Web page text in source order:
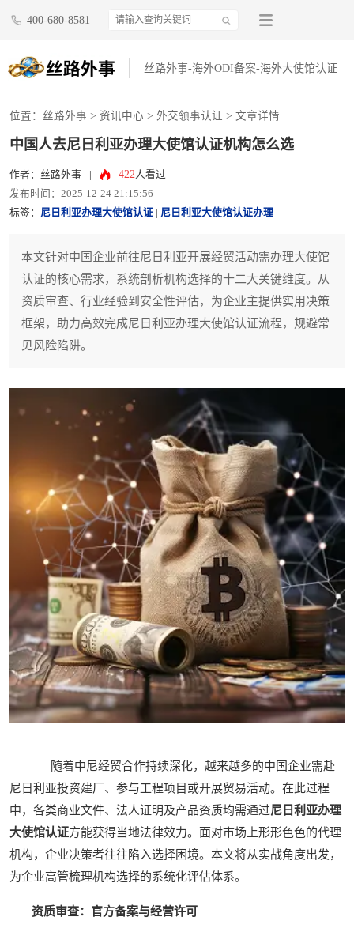
400-680-8581
丝路外事-海外ODI备案-海外大使馆认证
位置： 丝路外事 > 资讯中心 > 外交领事认证 > 文章详情
中国人去尼日利亚办理大使馆认证机构怎么选
作者：丝路外事 422人看过
发布时间：2025-12-24 21:15:56
标签： 尼日利亚办理大使馆认证 尼日利亚大使馆认证办理
本文针对中国企业前往尼日利亚开展经贸活动需办理大使馆
认证的核心需求，系统剖析机构选择的十二大关键维度。从
资质审查、行业经验到安全性评估，为企业主提供实用决策
框架，助力高效完成尼日利亚办理大使馆认证流程，规避常
见风险陷阱。
随着中尼经贸合作持续深化，越来越多的中国企业需赴
尼日利亚投资建厂、参与工程项目或开展贸易活动。在此过程
中，各类商业文件、法人证明及产品资质均需通过尼日利亚办理
大使馆认证方能获得当地法律效力。面对市场上形形色色的代理
机构，企业决策者往往陷入选择困境。本文将从实战角度出发，
为企业高管梳理机构选择的系统化评估体系。
资质审查：官方备案与经营许可